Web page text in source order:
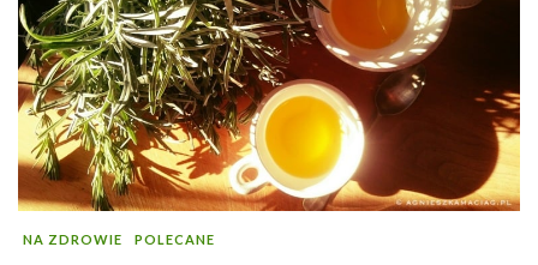
NA ZDROWIE POLECANE